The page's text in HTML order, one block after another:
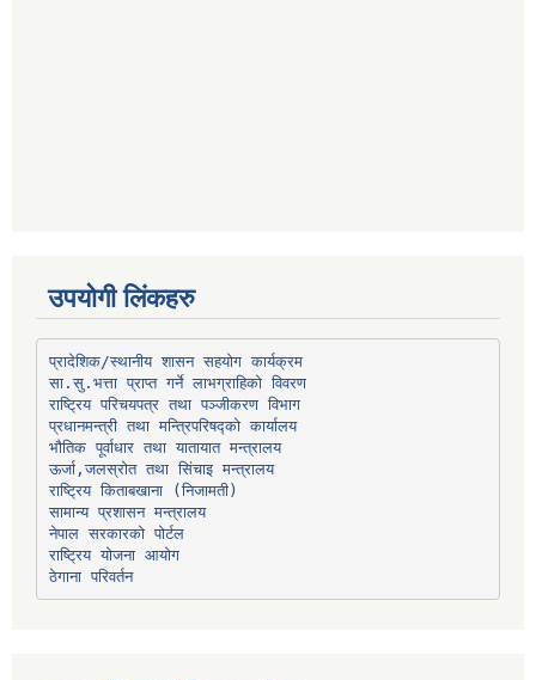
उपयोगी लिंकहरु
प्रादेशिक/स्थानीय शासन सहयोग कार्यक्रम
सा.सु.भत्ता प्राप्त गर्ने लाभग्राहिको विवरण
राष्ट्रिय परिचयपत्र तथा पञ्‍जीकरण विभाग
प्रधानमन्त्री तथा मन्त्रिपरिषद्को कार्यालय
भौतिक पूर्वाधार तथा यातायात मन्त्रालय
ऊर्जा,जलस्रोत तथा सिंचाइ मन्त्रालय
सामान्य प्रशासन मन्त्रालय
नेपाल सरकारको पोर्टल
राष्ट्रिय योजना आयोग
ठेगाना परिवर्तन